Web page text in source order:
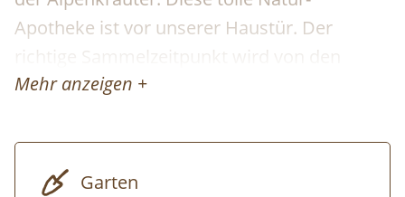
Apotheke ist vor unserer Haustür. Der
richtige Sammelzeitpunkt wird von den
Jahreszeiten bestimmt. Zu jeder Zeit sind
altes Wissen von Kräutern, Baum-Harzen
und Wurzeln und entdecken die vielfältigen
Mehr anzeigen +
Garten